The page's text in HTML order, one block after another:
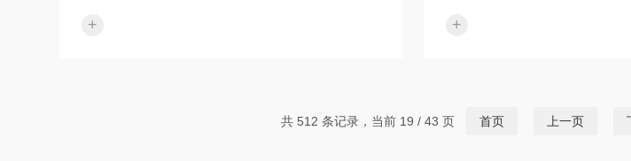
利通过认证验收！附近有需要安装售后的请和我们
员的培训。我公司对用户实行设备一年保修，终身
+
利通过认证验收！附近有需要
员的培训。我公司对用户实行
+
共 512 条记录，当前 19 / 43 页 首页 上一页